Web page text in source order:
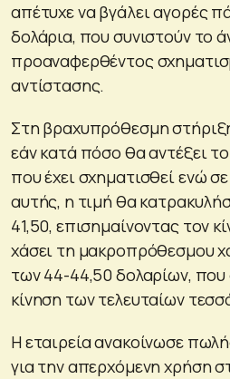
απέτυχε να βγάλει αγορές
δολάρια, που συνιστούν το
προαναφερθέντος
αντίστασης.
Στη βραχυπρόθεσμη
εάν κατά πόσο θα αντέξει
που έχει σχηματισθεί ενώ
αυτής, η τιμή θα
41,50, επισημαίνοντας τον
χάσει τη μακροπρόθεσμου
των 44-44,50 δολαρίων, που
κίνηση των τελευταίων
Η εταιρεία ανακοίνωσε
για την απερχόμενη χρήση